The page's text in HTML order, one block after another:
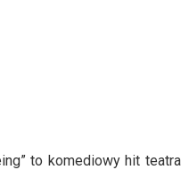
to komediowy hit